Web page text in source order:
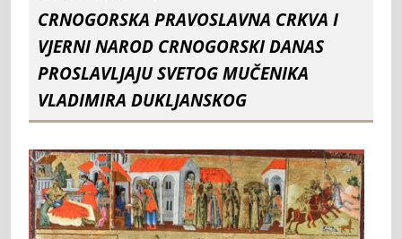
CRNOGORSKA PRAVOSLAVNA CRKVA I
VJERNI NAROD CRNOGORSKI DANAS
PROSLAVLJAJU SVETOG MUČENIKA
VLADIMIRA DUKLJANSKOG